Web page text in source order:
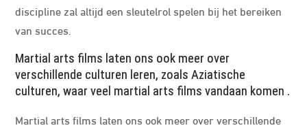
discipline zal altijd een sleutelrol spelen bij het bereiken
van succes.
Martial arts films laten ons ook meer over
verschillende culturen leren, zoals Aziatische
culturen, waar veel martial arts films vandaan komen .
Martial arts films laten ons ook meer over verschillende